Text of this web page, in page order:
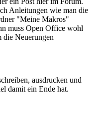
Anleitungen wie man die
"Meine Makros"
muss Open Office wohl
die Neuerungen
ausdrucken und
damit ein Ende hat.